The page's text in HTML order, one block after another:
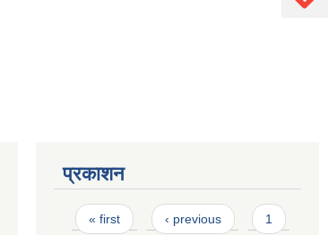
प्रकाशन
Pages
« first ‹ previous
1